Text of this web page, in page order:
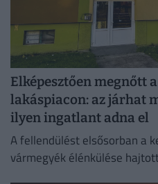
Elképesztően megnőtt
lakáspiacon: az járhat
ilyen ingatlant adna el
A fellendülést elsősorban a
vármegyék élénkülése